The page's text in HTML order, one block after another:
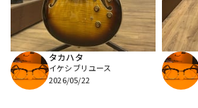
タカハタ
イケシブリユース
2026/05/22